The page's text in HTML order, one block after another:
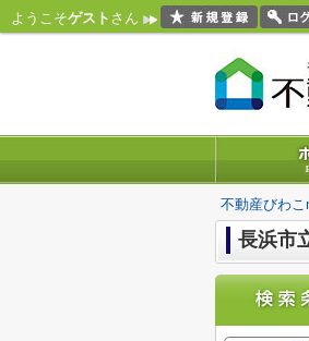
ようこそゲスト さん
不動産びわこ
長浜市